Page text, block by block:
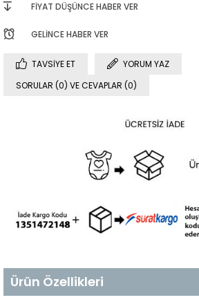
FIYAT DÜŞÜNCE HABER VER
GELINCE HABER VER
TAVSIYE ET
YORUM YAZ
SORULAR (0) VE CEVAPLAR (0)
Ürün Özellikleri